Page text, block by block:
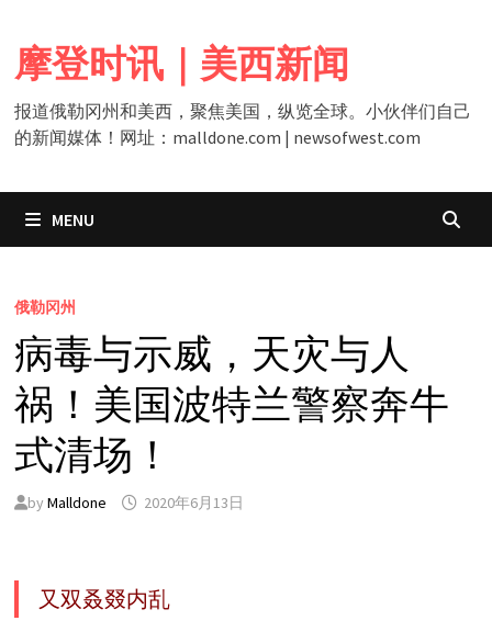
content
摩登时讯｜美西新闻
报道俄勒冈州和美西，聚焦美国，纵览全球。小伙伴们自己
的新闻媒体！网址：malldone.com | newsofwest.com
MENU
俄勒冈州
病毒与示威，天灾与人
祸！美国波特兰警察奔牛
式清场！
by Malldone 2020年6月13日
又双叒叕内乱